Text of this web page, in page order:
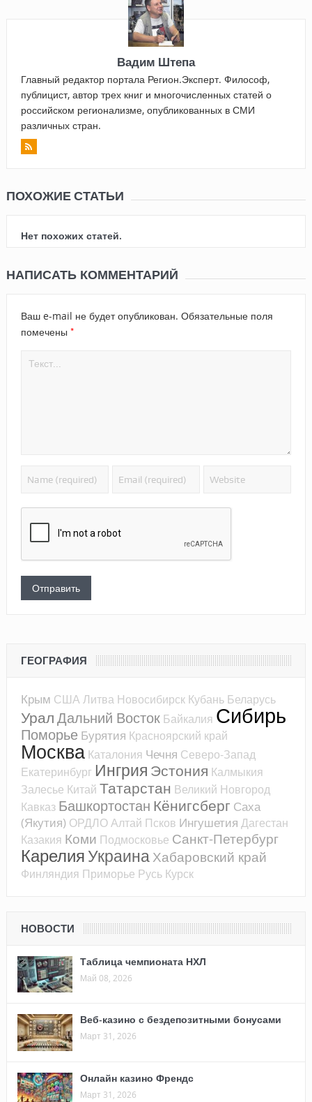
Вадим Штепа
Главный редактор портала Регион.Эксперт. Философ,
публицист, автор трех книг и многочисленных статей о
российском регионализме, опубликованных в СМИ
различных стран.
ПОХОЖИЕ СТАТЬИ
Нет похожих статей.
НАПИСАТЬ КОММЕНТАРИЙ
Ваш e-mail не будет опубликован. Обязательные поля
помечены *
ГЕОГРАФИЯ
Крым США Литва Новосибирск Кубань Беларусь
УралДальний Восток Байкалия Сибирь
Поморье Бурятия Красноярский край
Москва Каталония Чечня Северо-Запад
Екатеринбург Ингрия Эстония Калмыкия
Залесье Китай Татарстан Великий Новгород
Кавказ Башкортостан Кёнигсберг Саха
(Якутия) ОРДЛОАлтай Псков Ингушетия Дагестан
Казакия Коми Подмосковье Санкт-Петербург
КарелияУкраина Хабаровский край
Финляндия Приморье Русь Курск
НОВОСТИ
Таблица чемпионата НХЛ
Май 08, 2026
Веб-казино с бездепозитными бонусами
Март 31, 2026
Онлайн казино Френдс
Март 31, 2026